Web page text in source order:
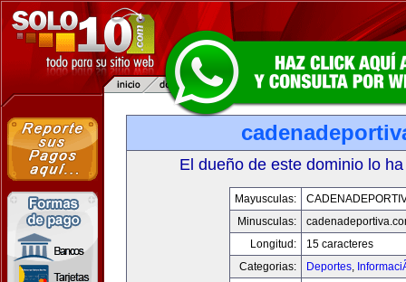
El dueño de este dominio lo
Mayusculas:
Minusculas:
Longitud:
15 caracteres
Categorias:
Deportes,